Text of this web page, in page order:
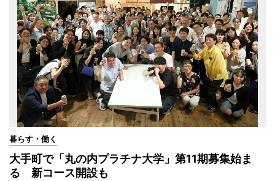
暮らす・働く
大手町で「丸の内プラチナ大学」第11期募集始ま
る 新コース開設も